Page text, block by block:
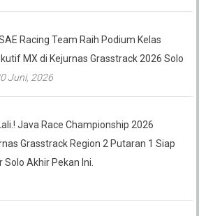
Racing Team Raih Podium Kelas
MX di Kejurnas Grasstrack 2026 Solo
Juni, 2026
Java Race Championship 2026
Grasstrack Region 2 Putaran 1 Siap
Solo Akhir Pekan Ini.